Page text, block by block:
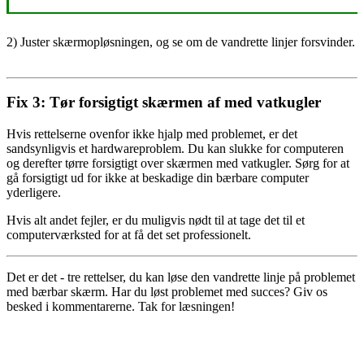
2) Juster skærmopløsningen, og se om de vandrette linjer forsvinder.
Fix 3: Tør forsigtigt skærmen af ​​med vatkugler
Hvis rettelserne ovenfor ikke hjalp med problemet, er det
sandsynligvis et hardwareproblem. Du kan slukke for computeren
og derefter tørre forsigtigt over skærmen med vatkugler. Sørg for at
gå forsigtigt ud for ikke at beskadige din bærbare computer
yderligere.
Hvis alt andet fejler, er du muligvis nødt til at tage det til et
computerværksted for at få det set professionelt.
Det er det - tre rettelser, du kan løse den vandrette linje på problemet
med bærbar skærm. Har du løst problemet med succes? Giv os
besked i kommentarerne. Tak for læsningen!